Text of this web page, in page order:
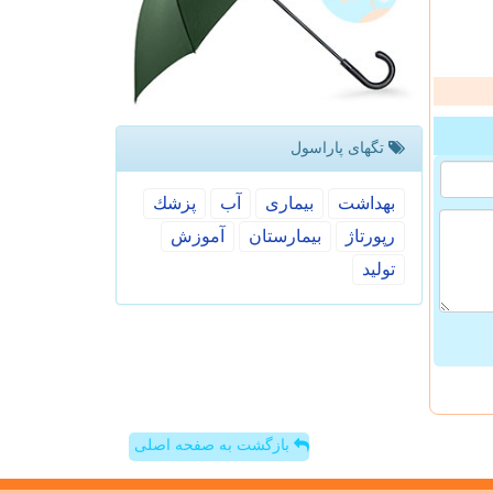
تگهای پاراسول
بهداشت بیماری آب
پزشك
رپورتاژ
بیمارستان
آموزش
تولید
بازگشت به صفحه اصلی